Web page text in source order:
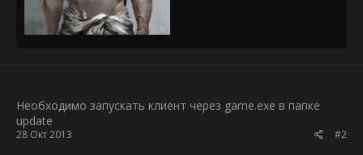
Необходимо запускать клиент через game.exe в папке
update
28 Окт 2013 #2